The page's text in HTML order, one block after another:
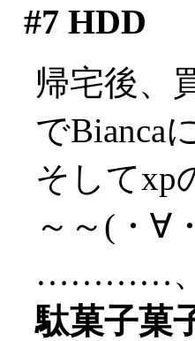
#7 HDD
帰宅後、
でBianca
そしてxp
～～(・∀
…………、
駄菓子菓